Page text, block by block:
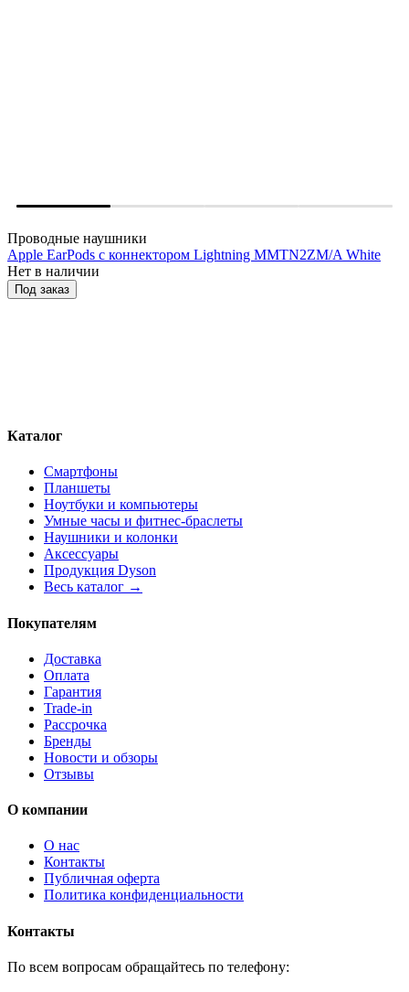
Проводные наушники
Apple EarPods с коннектором Lightning MMTN2ZM/A White
Нет в наличии
Под заказ
Каталог
Смартфоны
Планшеты
Ноутбуки и компьютеры
Умные часы и фитнес-браслеты
Наушники и колонки
Аксессуары
Продукция Dyson
Весь каталог →
Покупателям
Доставка
Оплата
Гарантия
Trade-in
Рассрочка
Бренды
Новости и обзоры
Отзывы
О компании
О нас
Контакты
Публичная оферта
Политика конфиденциальности
Контакты
По всем вопросам обращайтесь по телефону: